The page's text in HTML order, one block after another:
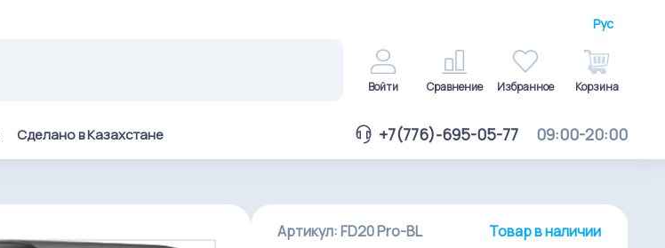
Рус
Войти Сравнение Избранное Корзина
Сделано в Казахстане +7(776)-695-05-77 09:00-20:00
Артикул: FD20 Pro-BL Товар в наличии